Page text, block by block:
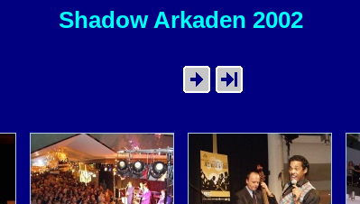
Shadow Arkaden 2002